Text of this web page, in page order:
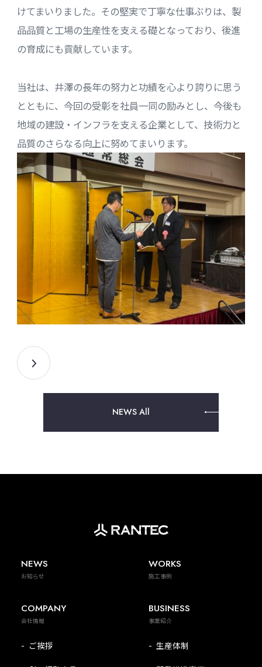
けてまいりました。その堅実で丁寧な仕事ぶりは、製
品品質と工場の生産性を支える礎となっており、後進
の育成にも貢献しています。
当社は、井澤の長年の努力と功績を心より誇りに思う
とともに、今回の受彰を社員一同の励みとし、今後も
地域の建設・インフラを支える企業として、技術力と
品質のさらなる向上に努めてまいります。
NEWS All
NEWS
お知らせ
WORKS
施工事例
COMPANY
会社情報
ご挨拶
BUSINESS
事業紹介
生産体制